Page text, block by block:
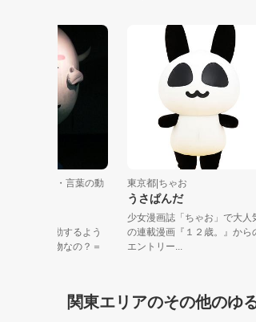
都|演劇ユニット・言葉の動
なもの＝人が感動するよう
ばらしい言葉動物なの？＝
東京都|ちゃお
うさぱんだ
少女漫画誌「ちゃお」で
の連載漫画『１２歳。』
エントリー...
関東エリアのその他のゆ